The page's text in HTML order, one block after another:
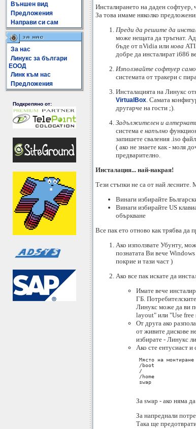
Външен вид
Предложения
Направи си сам
За нас
Линукс за българи
ЕООД
Линк към нас
Предложения
Подкрепяно от:
Инсталирането на даден софтуер,
За това имаме няколко
Преди да решите да
може нещата да тръгнат.
бъде от nVidia или нова
добре да инсталират i686
Използвайте софтуер
системата от тракери с
Инсталацията на Линукс
VirtualBox . Самата
другарче на гости ;).
Задължителен и
система е напълно
запишете сваления .iso
( ако не знаете как - моля
предварително.
Инсталация... най-накрая!
Тези стъпки не са от най лесните.
Винаги избирайте
Винаги избирайте US
объркване
Все пак ето отново как трябва да
Ако използвате Убунту,
познатата Ви вече
покрие и тази част )
Ако все пак искате да
Имате вече
ГБ.
Линукс може да ви
layout" или "Use free
От друга ако
от живите дискове
избирате - Линукс
Ако сте ентусиаст
Място на
/boot
/
/home
swap
За swap - ако няма
За напреднали
Така ще